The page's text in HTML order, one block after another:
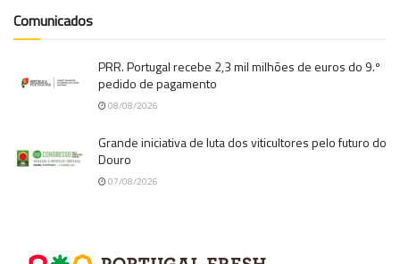
Comunicados
PRR. Portugal recebe 2,3 mil milhões de euros do 9.º
pedido de pagamento
08/08/2026
Grande iniciativa de luta dos viticultores pelo futuro do
Douro
07/08/2026